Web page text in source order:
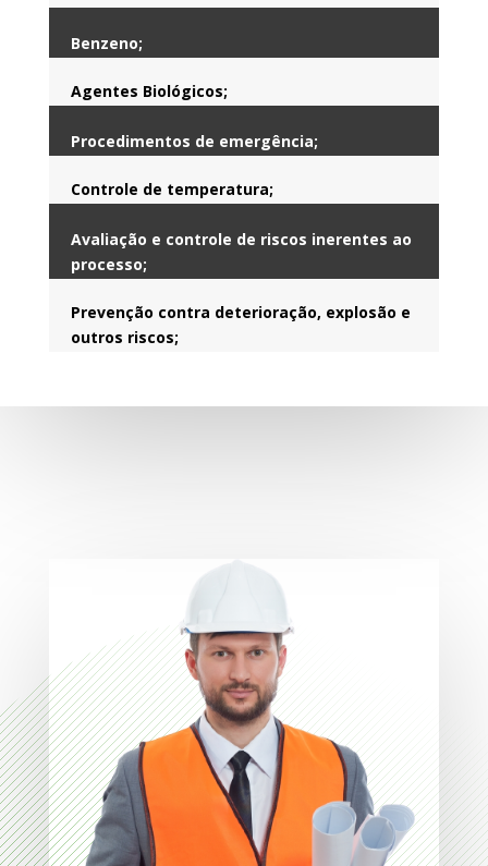
Benzeno;
Agentes Biológicos;
Procedimentos de emergência;
Controle de temperatura;
Avaliação e controle de riscos inerentes ao
processo;
Prevenção contra deterioração, explosão e
outros riscos;